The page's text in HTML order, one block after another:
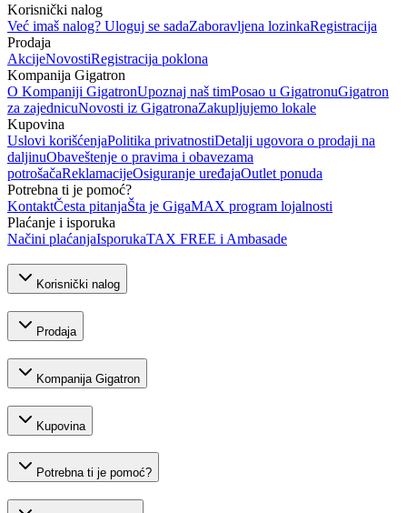
Korisnički nalog
Već imaš nalog? Uloguj se sadaZaboravljena lozinkaRegistracija
Prodaja
AkcijeNovostiRegistracija poklona
Kompanija Gigatron
O Kompaniji GigatronUpoznaj naš timPosao u GigatronuGigatron
za zajednicuNovosti iz GigatronaZakupljujemo lokale
Kupovina
Uslovi korišćenjaPolitika privatnostiDetalji ugovora o prodaji na
daljinuObaveštenje o pravima i obavezama
potrošačaReklamacijeOsiguranje uređajaOutlet ponuda
Potrebna ti je pomoć?
KontaktČesta pitanjaŠta je GigaMAX program lojalnosti
Plaćanje i isporuka
Načini plaćanjaIsporukaTAX FREE i Ambasade
Korisnički nalog
Prodaja
Kompanija Gigatron
Kupovina
Potrebna ti je pomoć?